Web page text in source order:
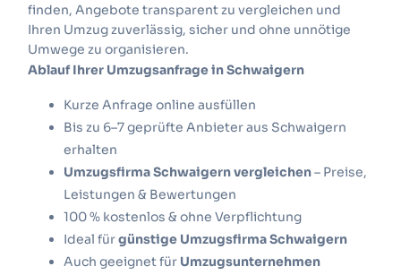
finden, Angebote transparent zu vergleichen und
Ihren Umzug zuverlässig, sicher und ohne unnötige
Umwege zu organisieren.
Ablauf Ihrer Umzugsanfrage in Schwaigern
Kurze Anfrage online ausfüllen
Bis zu 6–7 geprüfte Anbieter aus Schwaigern
erhalten
Umzugsfirma Schwaigern vergleichen– Preise,
Leistungen & Bewertungen
100 % kostenlos & ohne Verpflichtung
Ideal fürgünstige Umzugsfirma Schwaigern
Auch geeignet für Umzugsunternehmen